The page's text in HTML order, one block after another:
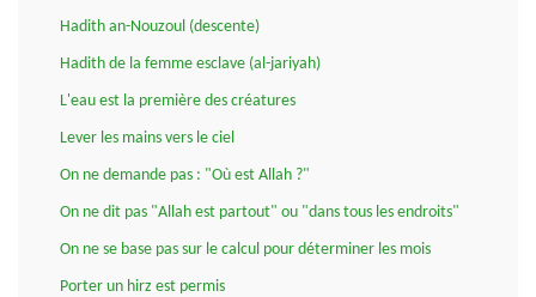
Hadith an-Nouzoul (descente)
Hadith de la femme esclave (al-jariyah)
L'eau est la première des créatures
Lever les mains vers le ciel
On ne demande pas : "Où est Allah ?"
On ne dit pas "Allah est partout" ou "dans tous les endroits"
On ne se base pas sur le calcul pour déterminer les mois
Porter un hirz est permis